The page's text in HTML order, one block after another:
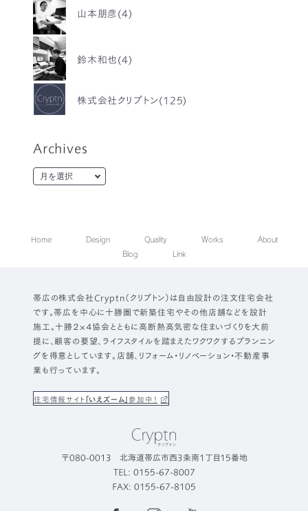
山本朋彦(4)
鈴木和也(4)
株式会社クリプトン(125)
Archives
Home Design Quality Works
About
Blog
Link
帯広の株式会社Cryptn（クリプトン）は自由設計の注文住宅会社
です。帯広を中心に十勝圏で新築住宅やその他店舗などを設計
施工。十勝２×４協会とともに高断熱高気密な住まいづくりを大前
提に、顧客の要望、ライフスタイルを踏まえたワクワクするプランニン
グを得意としています。店舗、リフォーム・リノベーション・不動産事
業も行っています。
住宅情報サイト「いえズーム」参加中！
〒080-0013 北海道帯広市西3条南1丁目15番地
TEL: 0155-67-8007
FAX: 0155-67-8105